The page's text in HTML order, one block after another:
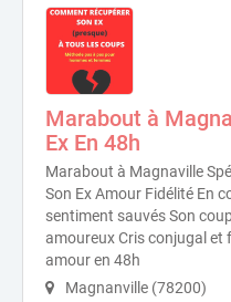
Marabout à
Ex En 48h
Marabout à Magnaville
Son Ex Amour Fidélité En
sentiment sauvés Son
amoureux Cris conjugal et
amour en 48h
Magnanville (78200)